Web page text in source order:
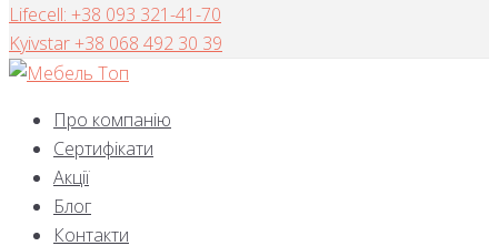
Lifecell: +38 093 321-41-70
Kyivstar +38 068 492 30 39
Про компанію
Сертифікати
Акції
Блог
Контакти